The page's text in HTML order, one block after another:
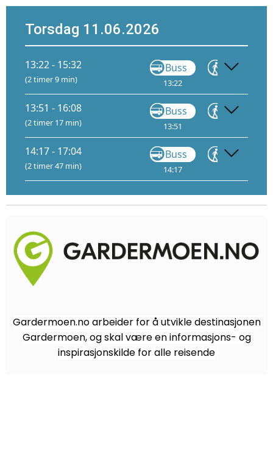
Torsdag 11.06.2026
13:22 - 15:32
(2 timer 9 min)
Buss
13:22
Gå
13:51 - 16:08
(2 timer 17 min)
Buss
13:51
Gå
14:17 - 17:04
(2 timer 47 min)
Buss
14:17
Gå
Gardermoen.no arbeider for å utvikle destinasjonen
Gardermoen, og skal være en informasjons- og
inspirasjonskilde for alle reisende